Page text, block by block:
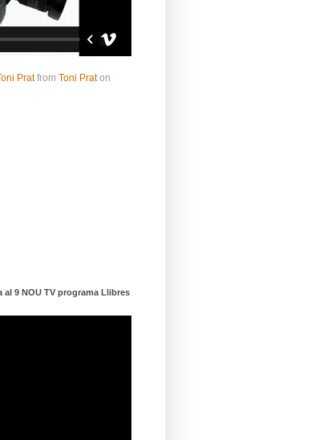
Pratfrom Toni Praton
al 9 NOU TV programa Llibres